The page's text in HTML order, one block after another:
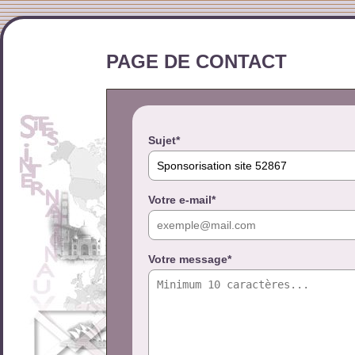
PAGE DE CONTACT
Sujet*
Votre e-mail*
Votre message*